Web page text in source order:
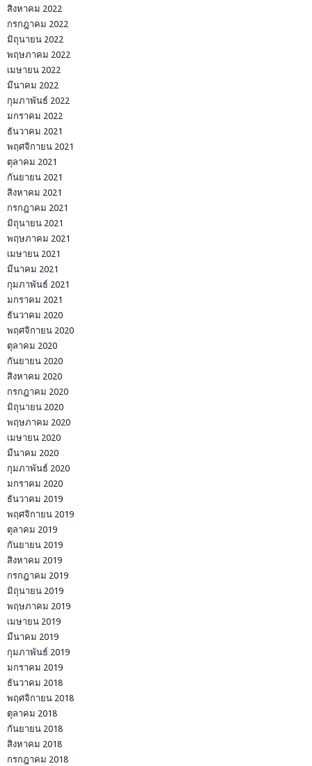
สิงหาคม 2022
กรกฎาคม 2022
มิถุนายน 2022
พฤษภาคม 2022
เมษายน 2022
มีนาคม 2022
กุมภาพันธ์ 2022
มกราคม 2022
ธันวาคม 2021
พฤศจิกายน 2021
ตุลาคม 2021
กันยายน 2021
สิงหาคม 2021
กรกฎาคม 2021
มิถุนายน 2021
พฤษภาคม 2021
เมษายน 2021
มีนาคม 2021
กุมภาพันธ์ 2021
มกราคม 2021
ธันวาคม 2020
พฤศจิกายน 2020
ตุลาคม 2020
กันยายน 2020
สิงหาคม 2020
กรกฎาคม 2020
มิถุนายน 2020
พฤษภาคม 2020
เมษายน 2020
มีนาคม 2020
กุมภาพันธ์ 2020
มกราคม 2020
ธันวาคม 2019
พฤศจิกายน 2019
ตุลาคม 2019
กันยายน 2019
สิงหาคม 2019
กรกฎาคม 2019
มิถุนายน 2019
พฤษภาคม 2019
เมษายน 2019
มีนาคม 2019
กุมภาพันธ์ 2019
มกราคม 2019
ธันวาคม 2018
พฤศจิกายน 2018
ตุลาคม 2018
กันยายน 2018
สิงหาคม 2018
กรกฎาคม 2018